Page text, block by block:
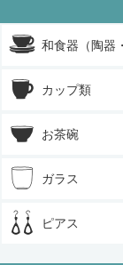
和食器（陶器
カップ類
お茶碗
ガラス
ピアス